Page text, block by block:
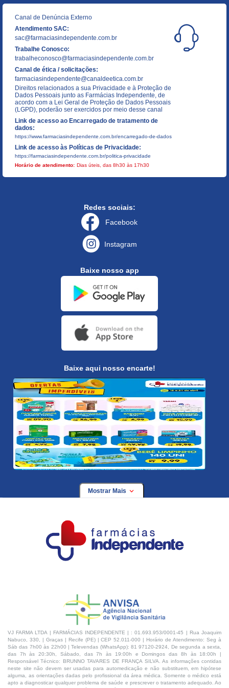
Canal de Denúncia Externo
Atendimento SAC:
sac@farmaciasindependente.com.br
Trabalhe Conosco:
trabalheconosco@farmaciasindependente.com.br
Canal de ética / solicitações:
farmaciasindependente@canaldeetica.com.br
Direitos relacionados a sua Privacidade e à Proteção de
Dados Pessoais junto as Farmácias Independente, de
acordo com a Lei Geral de Proteção de Dados Pessoais
(LGPD), poderão ser exercidos por meio desse canal
Link de acesso ao Encarregado de tratamento de
dados:
https://www.farmaciasindependente.com.br/encarregado-de-dados
Link de acesso às Políticas de Privacidade:
https://farmaciasindependente.com.br/politica-privacidade
Horário de atendimento: Dias úteis, das 8h30 às 17h30
Redes sociais:
Facebook
Instagram
Baixe nosso app
Baixe aqui nosso encarte!
Mostrar Mais
VJ FARMA LTDA | FARMÁCIAS INDEPENDENTE | : 01.693.953/0001-45 | Rua Joaquim
Nabuco, 330, | Graças | Recife (PE) | CEP 52.011-000 | Horário de Atendimento: Seg à
Sáb das 7h00 às 22h00 | Televendas (WhatsApp): 81 97120-2924, De segunda a sexta,
das 7h às 20:30h, Sábado, das 7h às 19:00h e Domingos das 8h às 18:00h |
Responsável Técnico: BRUNNO TAVARES DE FRANÇA SILVA. As informações contidas
neste site não devem ser usadas para automedicação e não substituem, em hipótese
alguma, as orientações dadas pelo profissional da área médica. Somente o médico está
apto a diagnosticar qualquer problema de saúde e prescrever o tratamento adequado. Ao